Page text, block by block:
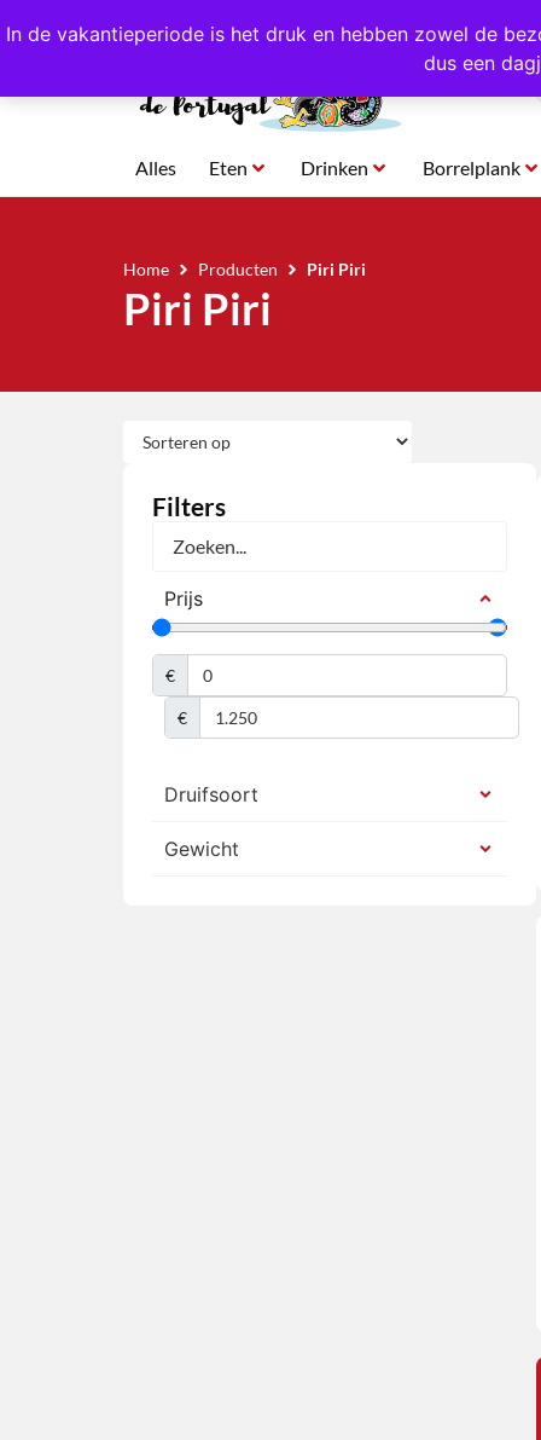
In de vakantieperiode is het druk en hebben zowel de
dus een
4,8/5,0 sterren beoordeeld! Eigen import uit
Alles Eten Drinken Borrelplank
Home Producten Piri Piri
Piri Piri
Filters
Prijs
€
€
Druifsoort
Gewicht